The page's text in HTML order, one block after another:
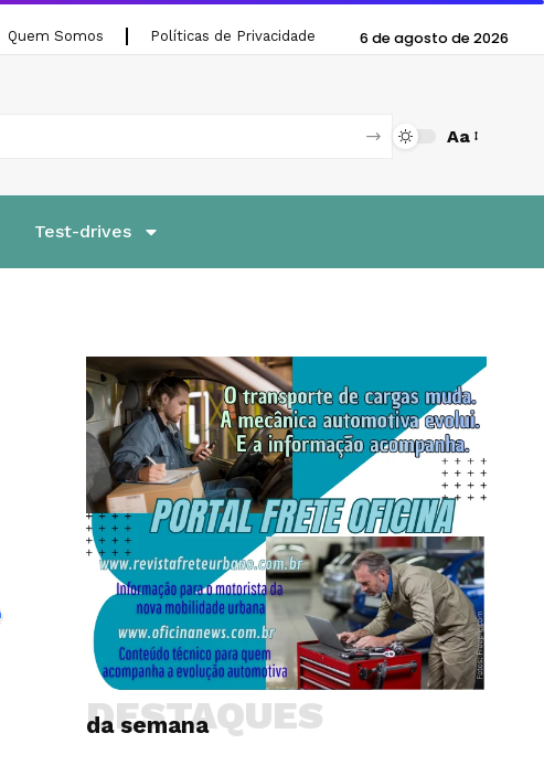
Quem Somos Políticas de Privacidade 6 de agosto de 2026
Aa
Test-drives
da semana
DESTAQUES